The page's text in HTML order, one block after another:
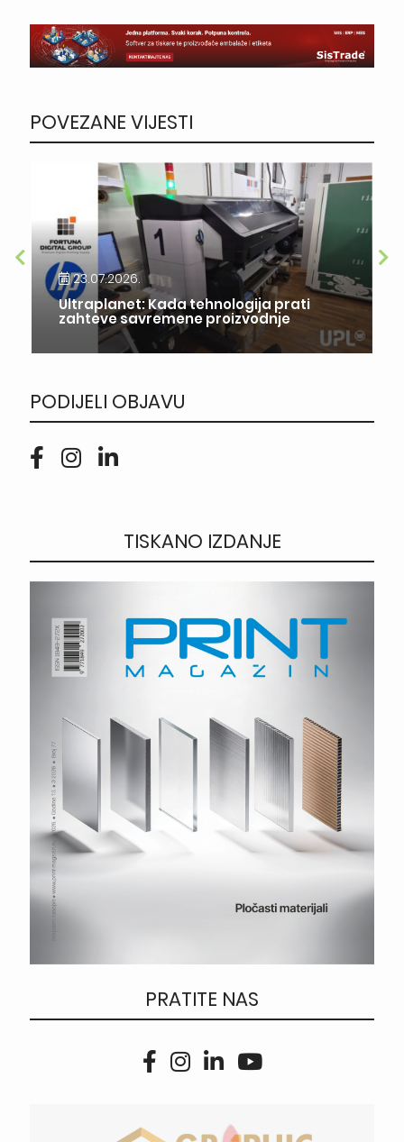
POVEZANE VIJESTI
23.07.2026.
Ultraplanet: Kada tehnologija prati
zahteve savremene proizvodnje
PODIJELI OBJAVU
TISKANO IZDANJE
PRATITE NAS